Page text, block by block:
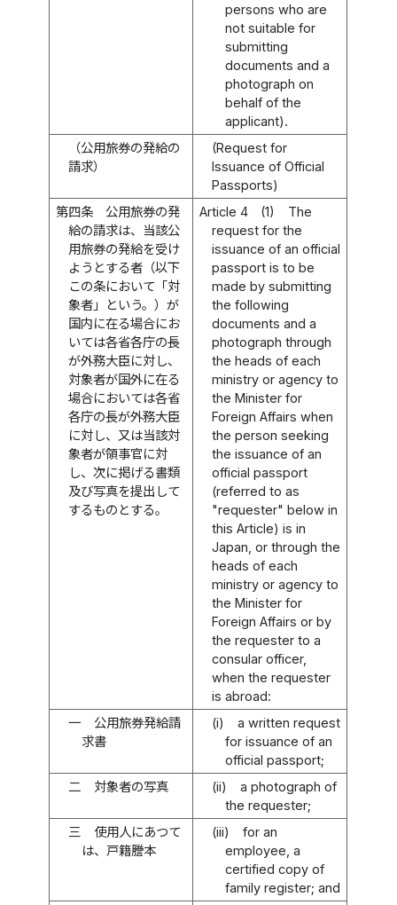
persons who are
not suitable for
submitting
documents and a
photograph on
behalf of the
applicant).
（公用旅券の発給の
請求）
(Request for
Issuance of Official
Passports)
第四条
公用旅券の発
給の請求は、当該公
用旅券の発給を受け
ようとする者（以下
この条において「対
象者」という。）が
国内に在る場合にお
いては各省各庁の長
が外務大臣に対し、
対象者が国外に在る
場合においては各省
各庁の長が外務大臣
に対し、又は当該対
象者が領事官に対
し、次に掲げる書類
及び写真を提出して
するものとする。
Article 4 (1)
The
request for the
issuance of an official
passport is to be
made by submitting
the following
documents and a
photograph through
the heads of each
ministry or agency to
the Minister for
Foreign Affairs when
the person seeking
the issuance of an
official passport
(referred to as
"requester" below in
this Article) is in
Japan, or through the
heads of each
ministry or agency to
the Minister for
Foreign Affairs or by
the requester to a
consular officer,
when the requester
is abroad:
一
公用旅券発給請
求書
(i)
a written request
for issuance of an
official passport;
二
対象者の写真 (ii)
a photograph of
the requester;
三
使用人にあつて
は、戸籍謄本
(iii)
for an
employee, a
certified copy of
family register; and